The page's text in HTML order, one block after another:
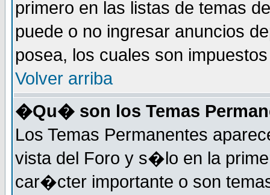
primero en las listas de temas
puede o no ingresar anuncios
posea, los cuales son
Volver arriba
�Qu� son los Temas
Los Temas Permanentes
vista del Foro y s�lo en la
car�cter importante o son